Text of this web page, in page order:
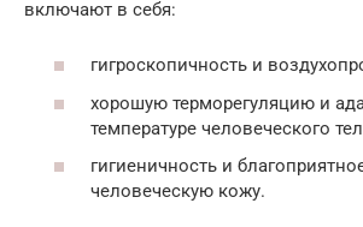
включают в себя:
гигроскопичность и
хорошую терморегуляцию и
температуре человеческого
гигиеничность и
человеческую кожу.